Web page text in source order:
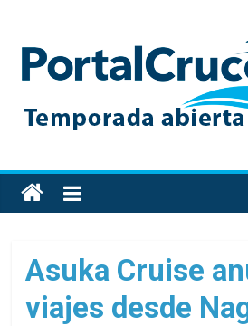
content
Toda
la
cruceros
en
Asuka Cruise
viajes desde